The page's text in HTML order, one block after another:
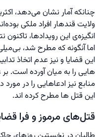
چنانکه آمار نشان می‌دهد،
ولایت قندهار افراد ملکی
انگیزه‌ی این رویدادها،
اما آنگونه که مطرح شد،
این قضایا و نیز عدم اتخاذ
هایی را به میان آورده است. بر
منابع نیز ادعاهایی را در
این قتل ها مطرح کرده اند.
قتل‌های مرموز و فرا